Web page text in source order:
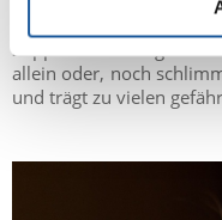
Die BARF-Diät
Supplementierung von
allein oder, noch
und trägt zu vielen